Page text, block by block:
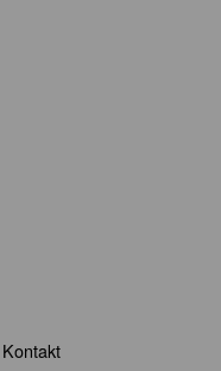
Kontakt